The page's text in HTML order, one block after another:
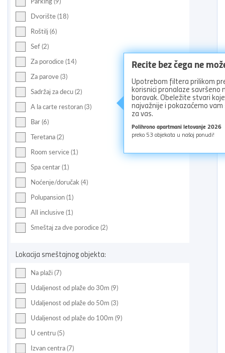
Recite bez čega ne
Upotrebom filtera prilikom
korisnici pronalaze savršeno
boravak. Obeležite stvari
najvažnije i pokazaćemo
za vas.
Polihrono apartmani letovanje 2026
preko 53 objekata u našoj ponudi!
Dvorište (18)
Roštilj (6)
Sef (2)
Za porodice (14)
Za parove (3)
Sadržaj za decu (2)
A la carte restoran (3)
Bar (6)
Teretana (2)
Room service (1)
Spa centar (1)
Noćenje/doručak (4)
Polupansion (1)
All inclusive (1)
Smeštaj za dve porodice (2)
Lokacija smeštajnog objekta:
Na plaži (7)
Udaljenost od plaže do 30m (9)
Udaljenost od plaže do 50m (3)
Udaljenost od plaže do 100m (9)
U centru (5)
Izvan centra (7)